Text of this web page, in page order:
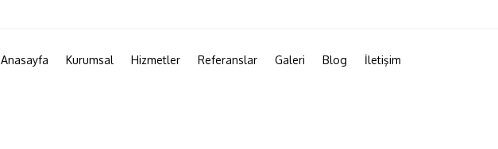
Anasayfa Kurumsal Hizmetler Referanslar Galeri Blog İletişim